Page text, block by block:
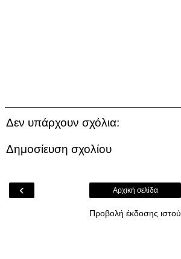
Δεν υπάρχουν σχόλια:
Δημοσίευση σχολίου
‹ Αρχική σελίδα
Προβολή έκδοσης ιστού